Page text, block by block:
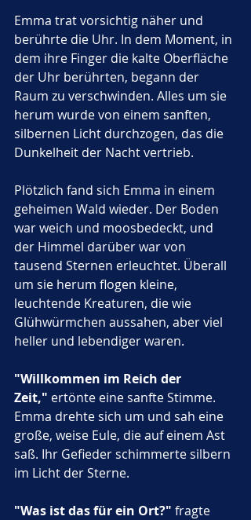
Emma trat vorsichtig näher und
berührte die Uhr. In dem Moment, in
dem ihre Finger die kalte Oberfläche
der Uhr berührten, begann der
Raum zu verschwinden. Alles um sie
herum wurde von einem sanften,
silbernen Licht durchzogen, das die
Dunkelheit der Nacht vertrieb.
Plötzlich fand sich Emma in einem
geheimen Wald wieder. Der Boden
war weich und moosbedeckt, und
der Himmel darüber war von
tausend Sternen erleuchtet. Überall
um sie herum flogen kleine,
leuchtende Kreaturen, die wie
Glühwürmchen aussahen, aber viel
heller und lebendiger waren.
"Willkommen im Reich der
Zeit," ertönte eine sanfte Stimme.
Emma drehte sich um und sah eine
große, weise Eule, die auf einem Ast
saß. Ihr Gefieder schimmerte silbern
im Licht der Sterne.
"Was ist das für ein Ort?" fragte